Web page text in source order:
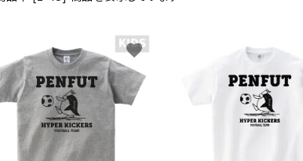
favorite